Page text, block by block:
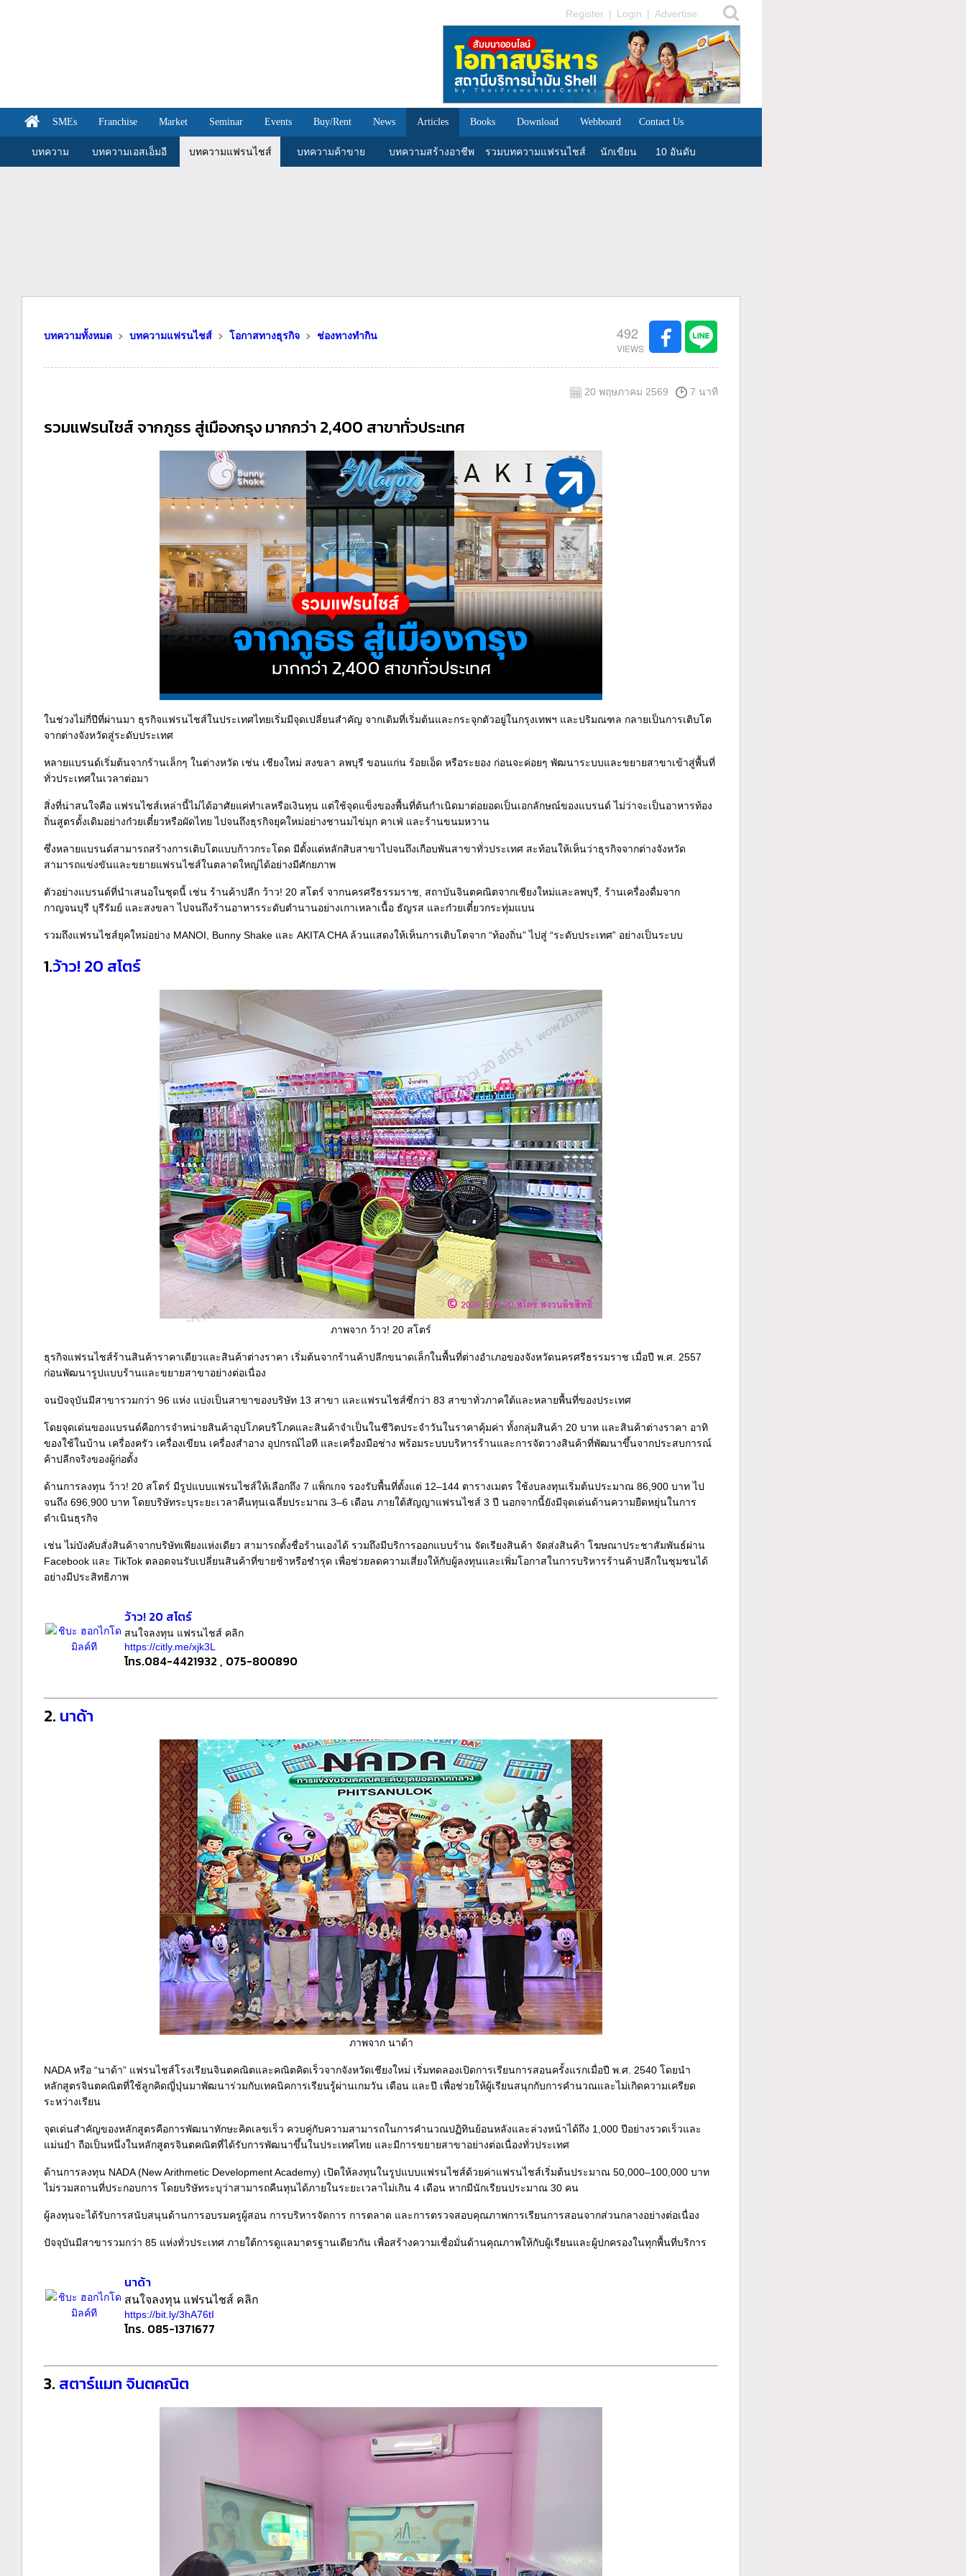
Register | Login | Advertise
SMEs Franchise Market Seminar Events Buy/Rent News Articles Books Download Webboard Contact Us
บทความ บทความเอสเอ็มอี บทความแฟรนไชส์ บทความค้าขาย บทความสร้างอาชีพ รวมบทความแฟรนไชส์ นักเขียน 10 อันดับ
บทความทั้งหมด บทความแฟรนไชส์ โอกาสทางธุรกิจ ช่องทางทำกิน 492
7 นาที
20 พฤษภาคม 2569
รวมแฟรนไชส์ จากภูธร สู่เมืองกรุง มากกว่า 2,400 สาขาทั่วประเทศ
ในช่วงไม่กี่ปีที่ผ่านมา ธุรกิจแฟรนไชส์ในประเทศไทยเริ่มมีจุดเปลี่ยนสำคัญ จากเดิมที่เริ่มต้นและกระจุกตัวอยู่ในกรุงเทพฯ และปริมณฑล กลายเป็นการเติบโต
จากต่างจังหวัดสู่ระดับประเทศ
หลายแบรนด์เริ่มต้นจากร้านเล็กๆ ในต่างหวัด เช่น เชียงใหม่ สงขลา ลพบุรี ขอนแก่น ร้อยเอ็ด หรือระยอง ก่อนจะค่อยๆ พัฒนาระบบและขยายสาขาเข้าสู่พื้นที่
ทั่วประเทศในเวลาต่อมา
สิ่งที่น่าสนใจคือ แฟรนไชส์เหล่านี้ไม่ได้อาศัยแค่ทำเลหรือเงินทุน แต่ใช้จุดแข็งของพื้นที่ต้นกำเนิดมาต่อยอดเป็นเอกลักษณ์ของแบรนด์ ไม่ว่าจะเป็นอาหารท้อง
ถิ่นสูตรดั้งเดิมอย่างก๋วยเตี๋ยวหรือผัดไทย ไปจนถึงธุรกิจยุคใหม่อย่างชานมไข่มุก คาเฟ่ และร้านขนมหวาน
ซึ่งหลายแบรนด์สามารถสร้างการเติบโตแบบก้าวกระโดด มีตั้งแต่หลักสิบสาขาไปจนถึงเกือบพันสาขาทั่วประเทศ สะท้อนให้เห็นว่าธุรกิจจากต่างจังหวัด
สามารถแข่งขันและขยายแฟรนไชส์ในตลาดใหญ่ได้อย่างมีศักยภาพ
ตัวอย่างแบรนด์ที่นำเสนอในชุดนี้ เช่น ร้านค้าปลีก ว้าว! 20 สโตร์ จากนครศรีธรรมราช, สถาบันจินตคณิตจากเชียงใหม่และลพบุรี, ร้านเครื่องดื่มจาก
กาญจนบุรี บุรีรัมย์ และสงขลา ไปจนถึงร้านอาหารระดับตำนานอย่างเกาเหลาเนื้อ ธัญรส และก๋วยเตี๋ยวกระทุ่มแบน
รวมถึงแฟรนไชส์ยุคใหม่อย่าง MANOI, Bunny Shake และ AKITA CHA ล้วนแสดงให้เห็นการเติบโตจาก “ท้องถิ่น” ไปสู่ “ระดับประเทศ” อย่างเป็นระบบ
1.ว้าว! 20 สโตร์
ภาพจาก ว้าว! 20 สโตร์
ธุรกิจแฟรนไชส์ร้านสินค้าราคาเดียวและสินค้าต่างราคา เริ่มต้นจากร้านค้าปลีกขนาดเล็กในพื้นที่ต่างอำเภอของจังหวัดนครศรีธรรมราช เมื่อปี พ.ศ. 2557
ก่อนพัฒนารูปแบบร้านและขยายสาขาอย่างต่อเนื่อง
จนปัจจุบันมีสาขารวมกว่า 96 แห่ง แบ่งเป็นสาขาของบริษัท 13 สาขา และแฟรนไชส์ซี่กว่า 83 สาขาทั่วภาคใต้และหลายพื้นที่ของประเทศ
โดยจุดเด่นของแบรนด์คือการจำหน่ายสินค้าอุปโภคบริโภคและสินค้าจำเป็นในชีวิตประจำวันในราคาคุ้มค่า ทั้งกลุ่มสินค้า 20 บาท และสินค้าต่างราคา อาทิ
ของใช้ในบ้าน เครื่องครัว เครื่องเขียน เครื่องสำอาง อุปกรณ์ไอที และเครื่องมือช่าง พร้อมระบบบริหารร้านและการจัดวางสินค้าที่พัฒนาขึ้นจากประสบการณ์
ค้าปลีกจริงของผู้ก่อตั้ง
ด้านการลงทุน ว้าว! 20 สโตร์ มีรูปแบบแฟรนไชส์ให้เลือกถึง 7 แพ็กเกจ รองรับพื้นที่ตั้งแต่ 12–144 ตารางเมตร ใช้งบลงทุนเริ่มต้นประมาณ 86,900 บาท ไป
จนถึง 696,900 บาท โดยบริษัทระบุระยะเวลาคืนทุนเฉลี่ยประมาณ 3–6 เดือน ภายใต้สัญญาแฟรนไชส์ 3 ปี นอกจากนี้ยังมีจุดเด่นด้านความยืดหยุ่นในการ
ดำเนินธุรกิจ
เช่น ไม่บังคับสั่งสินค้าจากบริษัทเพียงแห่งเดียว สามารถตั้งชื่อร้านเองได้ รวมถึงมีบริการออกแบบร้าน จัดเรียงสินค้า จัดส่งสินค้า โฆษณาประชาสัมพันธ์ผ่าน
Facebook และ TikTok ตลอดจนรับเปลี่ยนสินค้าที่ขายช้าหรือชำรุด เพื่อช่วยลดความเสี่ยงให้กับผู้ลงทุนและเพิ่มโอกาสในการบริหารร้านค้าปลีกในชุมชนได้
อย่างมีประสิทธิภาพ
ว้าว! 20 สโตร์
สนใจลงทุน แฟรนไชส์ คลิก
https://citly.me/xjk3L
โทร.084-4421932 , 075-800890
2. นาด้า
ภาพจาก นาด้า
NADA หรือ “นาด้า” แฟรนไชส์โรงเรียนจินตคณิตและคณิตคิดเร็วจากจังหวัดเชียงใหม่ เริ่มทดลองเปิดการเรียนการสอนครั้งแรกเมื่อปี พ.ศ. 2540 โดยนำ
หลักสูตรจินตคณิตที่ใช้ลูกคิดญี่ปุ่นมาพัฒนาร่วมกับเทคนิคการเรียนรู้ผ่านเกมวัน เดือน และปี เพื่อช่วยให้ผู้เรียนสนุกกับการคำนวณและไม่เกิดความเครียด
ระหว่างเรียน
จุดเด่นสำคัญของหลักสูตรคือการพัฒนาทักษะคิดเลขเร็ว ควบคู่กับความสามารถในการคำนวณปฏิทินย้อนหลังและล่วงหน้าได้ถึง 1,000 ปีอย่างรวดเร็วและ
แม่นยำ ถือเป็นหนึ่งในหลักสูตรจินตคณิตที่ได้รับการพัฒนาขึ้นในประเทศไทย และมีการขยายสาขาอย่างต่อเนื่องทั่วประเทศ
ด้านการลงทุน NADA (New Arithmetic Development Academy) เปิดให้ลงทุนในรูปแบบแฟรนไชส์ด้วยค่าแฟรนไชส์เริ่มต้นประมาณ 50,000–100,000 บาท
ไม่รวมสถานที่ประกอบการ โดยบริษัทระบุว่าสามารถคืนทุนได้ภายในระยะเวลาไม่เกิน 4 เดือน หากมีนักเรียนประมาณ 30 คน
ผู้ลงทุนจะได้รับการสนับสนุนด้านการอบรมครูผู้สอน การบริหารจัดการ การตลาด และการตรวจสอบคุณภาพการเรียนการสอนจากส่วนกลางอย่างต่อเนื่อง
ปัจจุบันมีสาขารวมกว่า 85 แห่งทั่วประเทศ ภายใต้การดูแลมาตรฐานเดียวกัน เพื่อสร้างความเชื่อมั่นด้านคุณภาพให้กับผู้เรียนและผู้ปกครองในทุกพื้นที่บริการ
นาด้า
สนใจลงทุน แฟรนไชส์ คลิก
https://bit.ly/3hA76tI
โทร. 085-1371677
3. สตาร์แมท จินตคณิต